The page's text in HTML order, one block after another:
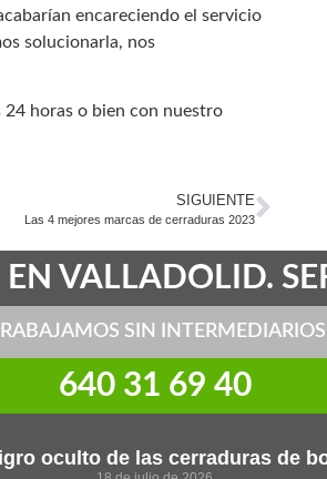
encareciendo el servicio
solucionarla, nos
horas o bien con nuestro
SIGUIENTE
Las 4 mejores marcas de cerraduras 2023
EN VALLADOLID.
SIN INTERMEDIARIOS
‎640 31 69 40
oculto de las cerraduras de